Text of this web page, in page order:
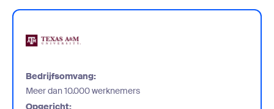
Bedrijfsomvang:
Meer dan 10.000 werknemers
Opgericht: